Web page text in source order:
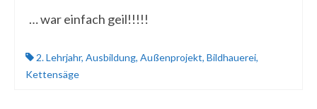
… war einfach geil!!!!!
2. Lehrjahr, Ausbildung, Außenprojekt, Bildhauerei,
Kettensäge